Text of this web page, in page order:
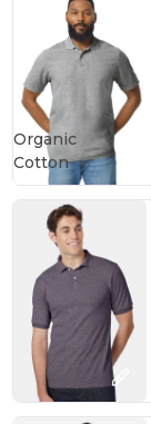
Organic
Cotton